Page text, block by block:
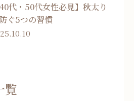
40代・50代女性必見】秋太り
ぐ5つの習慣
覧